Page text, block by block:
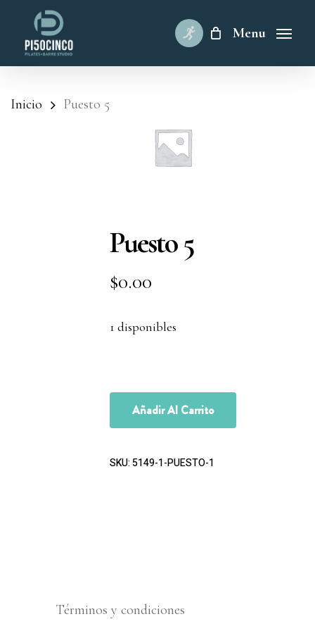
content
Menu
Inicio Puesto 5
Puesto 5
$0.00
1 disponibles
Añadir Al Carrito
SKU:5149-1-PUESTO-1
Términos y condiciones